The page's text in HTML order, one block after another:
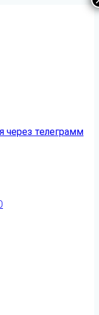
через телеграмм